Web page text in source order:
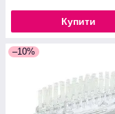
Купити
–10%